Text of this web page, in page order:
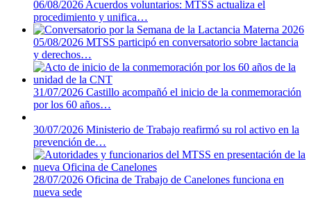
06/08/2026 Acuerdos voluntarios: MTSS actualiza el
procedimiento y unifica…
05/08/2026 MTSS participó en conversatorio sobre lactancia
y derechos…
31/07/2026 Castillo acompañó el inicio de la conmemoración
por los 60 años…
30/07/2026 Ministerio de Trabajo reafirmó su rol activo en la
prevención de…
28/07/2026 Oficina de Trabajo de Canelones funciona en
nueva sede